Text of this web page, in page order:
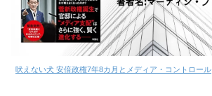
吠えない犬 安倍政権7年8カ月とメディア・コントロール